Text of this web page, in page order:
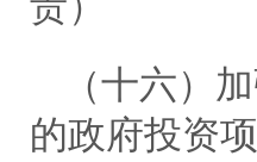
（十六）
的政府投资